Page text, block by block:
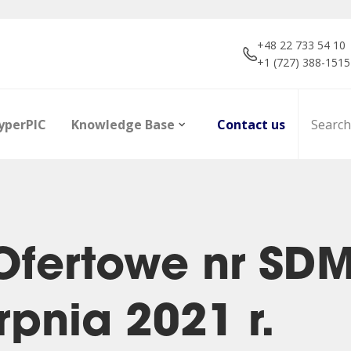
+48 22 733 54 10
+1 (727) 388-1515
Career
Infrared Detection
Modules
Knowledge Base
Dictionary of terms
Contact us
nr
2021 r.